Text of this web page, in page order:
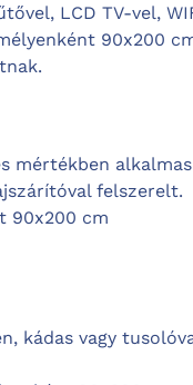
LCD TV-vel,
90x200
mértékben
felszerelt.
90x200 cm
kádas vagy